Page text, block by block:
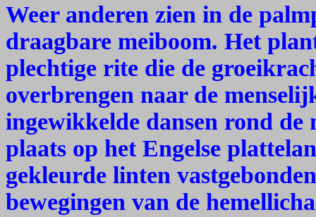
Weer anderen zien in de
draagbare meiboom. Het
plechtige rite die de
overbrengen naar de
ingewikkelde dansen rond de
plaats op het Engelse
gekleurde linten
bewegingen van de